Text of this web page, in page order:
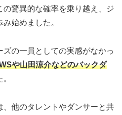
の驚異的な確率を乗り越え、ジ
始めました。
の一員としての実感がなかっ
や山田涼介などのバックダ
、他のタレントやダンサーと共